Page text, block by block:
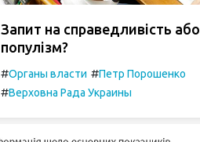
Запит на справедливість або
популізм?
#Органы власти #Петр Порошенко
#Верховна Рада Украины